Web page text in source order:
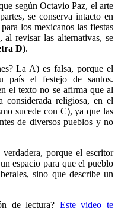
según Octavio Paz, el arte
se conserva intacto en
los mexicanos las fiestas
revisar las alternativas, se
D).
La A) es falsa, porque el
país el festejo de santos.
el texto no se afirma que al
considerada religiosa, en el
sucede con C), ya que las
de diversos pueblos y no
porque el escritor
espacio para que el pueblo
sino que describe un
de lectura? Este video te